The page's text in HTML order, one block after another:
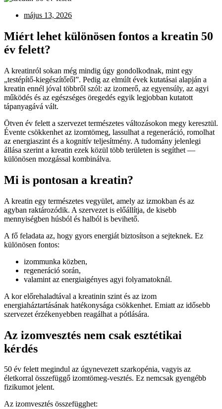
május 13, 2026
Miért lehet különösen fontos a kreatin 50
év felett?
A kreatinról sokan még mindig úgy gondolkodnak, mint egy
„testépítő-kiegészítőről”. Pedig az elmúlt évek kutatásai alapján a
kreatin ennél jóval többről szól: az izomerő, az egyensúly, az agyi
működés és az egészséges öregedés egyik legjobban kutatott
tápanyagává vált.
Ötven év felett a szervezet természetes változásokon megy keresztül.
Évente csökkenhet az izomtömeg, lassulhat a regeneráció, romolhat
az energiaszint és a kognitív teljesítmény. A tudomány jelenlegi
állása szerint a kreatin ezek közül több területen is segíthet —
különösen mozgással kombinálva.
Mi is pontosan a kreatin?
A kreatin egy természetes vegyület, amely az izmokban és az
agyban raktározódik. A szervezet is előállítja, de kisebb
mennyiségben húsból és halból is bevihető.
A fő feladata az, hogy gyors energiát biztosítson a sejteknek. Ez
különösen fontos:
izommunka közben,
regeneráció során,
valamint az energiaigényes agyi folyamatoknál.
A kor előrehaladtával a kreatinin szint és az izom
energiaháztartásának hatékonysága csökkenhet. Emiatt az idősebb
szervezet érzékenyebben reagálhat a pótlására.
Az izomvesztés nem csak esztétikai
kérdés
50 év felett megindul az úgynevezett szarkopénia, vagyis az
életkorral összefüggő izomtömeg-vesztés. Ez nemcsak gyengébb
fizikumot jelent.
Az izomvesztés összefügghet: